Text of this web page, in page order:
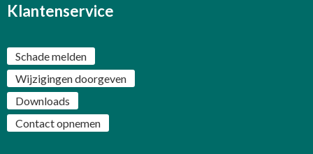
Klantenservice
Schade melden
Wijzigingen doorgeven
Downloads
Contact opnemen